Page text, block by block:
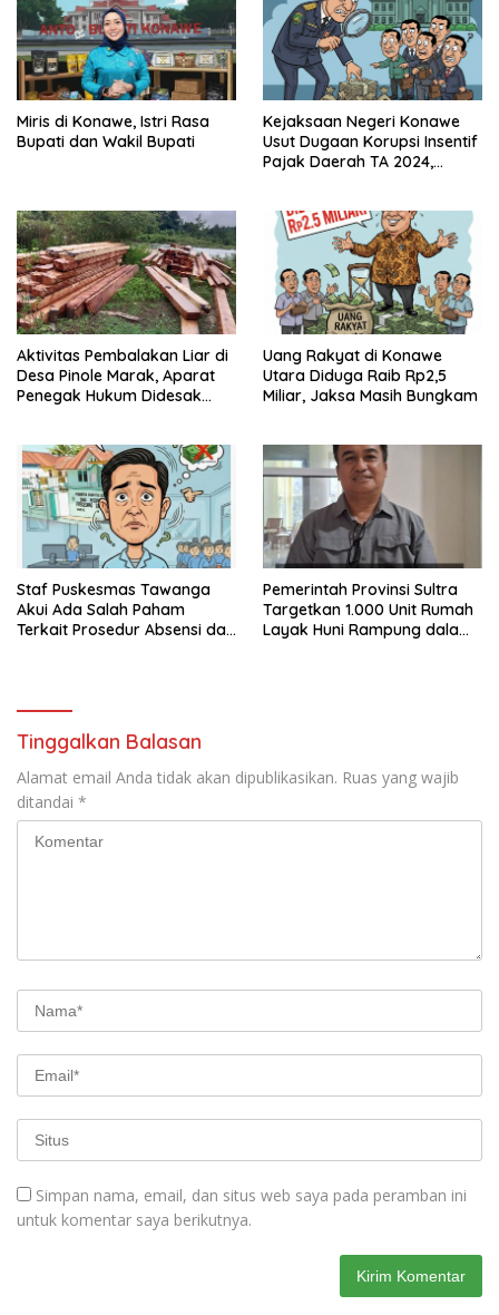
Miris di Konawe, Istri Rasa
Bupati dan Wakil Bupati
Kejaksaan Negeri Konawe
Usut Dugaan Korupsi Insentif
Pajak Daerah TA 2024,
Aktivitas Pembalakan Liar di
Desa Pinole Marak, Aparat
Penegak Hukum Didesak
Uang Rakyat di Konawe
Utara Diduga Raib Rp2,5
Miliar, Jaksa Masih Bungkam
Staf Puskesmas Tawanga
Akui Ada Salah Paham
Terkait Prosedur Absensi dan
Pemerintah Provinsi Sultra
Targetkan 1.000 Unit Rumah
Layak Huni Rampung dalam
Tinggalkan Balasan
Alamat email Anda tidak akan dipublikasikan. Ruas yang wajib
ditandai *
Simpan nama, email, dan situs web saya pada peramban ini
untuk komentar saya berikutnya.